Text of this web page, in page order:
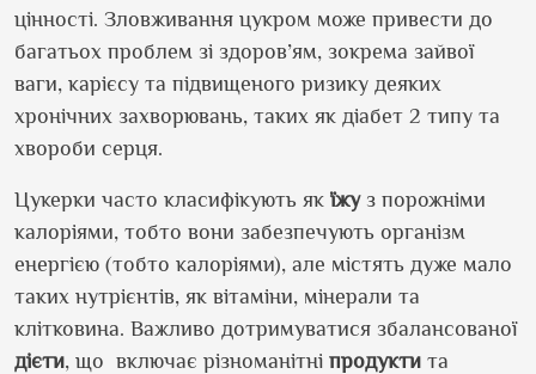
цінності. Зловживання цукром може привести до
багатьох проблем зі здоров’ям, зокрема зайвої
ваги, карієсу та підвищеного ризику деяких
хронічних захворювань, таких як діабет 2 типу та
хвороби серця.
Цукерки часто класифікують як їжуз порожніми
калоріями, тобто вони забезпечують організм
енергією (тобто калоріями), але містять дуже мало
таких нутрієнтів, як вітаміни, мінерали та
клітковина. Важливо дотримуватися збалансованої
дієти, що включає різноманітні продукти та